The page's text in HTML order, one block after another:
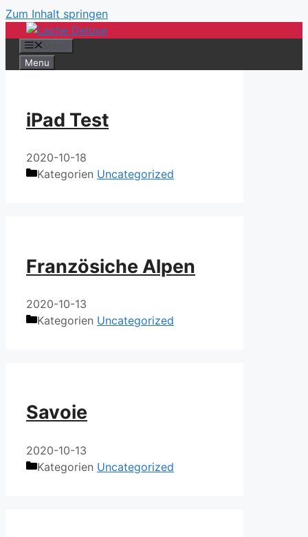
Zum Inhalt springen
Menu
iPad Test
2020-10-18
Kategorien Uncategorized
Französiche Alpen
2020-10-13
Kategorien Uncategorized
Savoie
2020-10-13
Kategorien Uncategorized